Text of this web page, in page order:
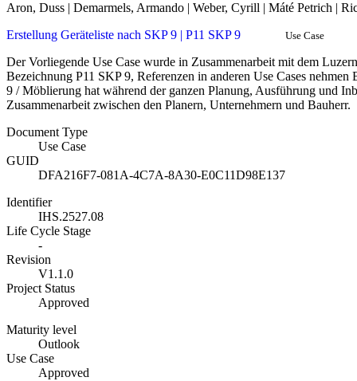
Aron, Duss | Demarmels, Armando | Weber, Cyrill | Máté Petrich |
Erstellung Geräteliste nach SKP 9 | P11 SKP 9
Use Case
Der Vorliegende Use Case wurde in Zusammenarbeit mit dem
Bezeichnung P11 SKP 9, Referenzen in anderen Use Cases
9 / Möblierung hat während der ganzen Planung, Ausführung und
Zusammenarbeit zwischen den Planern, Unternehmern und Bauherr.
Document Type
Use Case
GUID
DFA216F7-081A-4C7A-8A30-E0C11D98E137
Identifier
IHS.2527.08
Life Cycle Stage
-
Revision
V1.1.0
Project Status
Approved
Maturity level
Outlook
Use Case
Approved